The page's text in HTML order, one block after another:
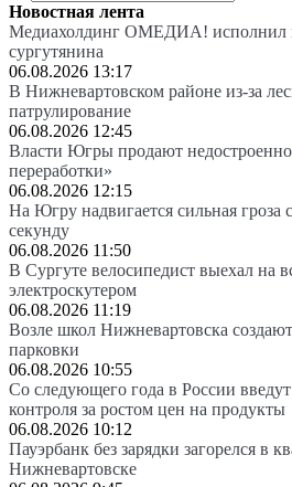
Новостная лента
Медиахолдинг ОМЕДИА! исполнил
сургутянина
06.08.2026 13:17
В Нижневартовском районе из-за
патрулирование
06.08.2026 12:45
Власти Югры продают
переработки»
06.08.2026 12:15
На Югру надвигается сильная гроза
секунду
06.08.2026 11:50
В Сургуте велосипедист выехал на
электроскутером
06.08.2026 11:19
Возле школ Нижневартовска
парковки
06.08.2026 10:55
Со следующего года в России
контроля за ростом цен на продукты
06.08.2026 10:12
Пауэрбанк без зарядки загорелся в
Нижневартовске